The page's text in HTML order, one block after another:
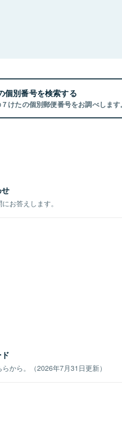
個別番号を検索する
けたの個別郵便番号をお調べします。
お答えします。
から。（2026年7月31日更新）